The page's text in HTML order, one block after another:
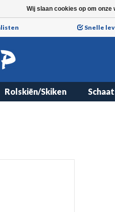
Snelle
Rolskiën/Skiken
Wij slaan cookies op om